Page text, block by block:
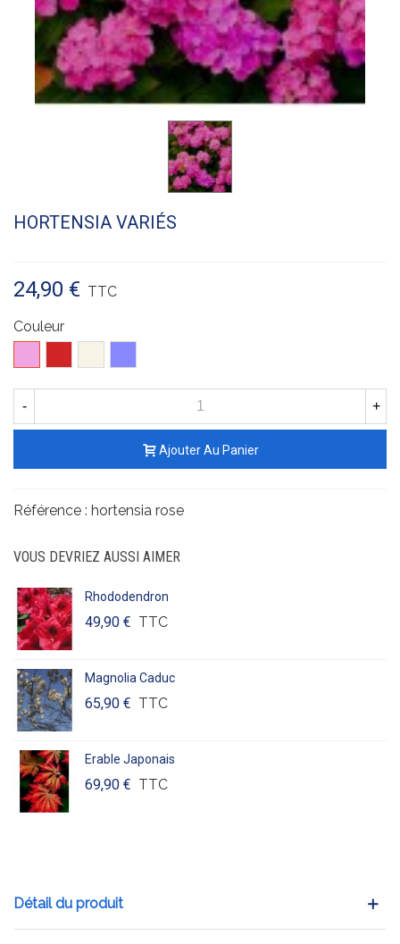
HORTENSIA VARIÉS
24,90 € TTC
Couleur
- +
Ajouter Au Panier
Référence : hortensia rose
VOUS DEVRIEZ AUSSI AIMER
Rhododendron
49,90 € TTC
Magnolia Caduc
65,90 € TTC
Erable Japonais
69,90 € TTC
Détail du produit